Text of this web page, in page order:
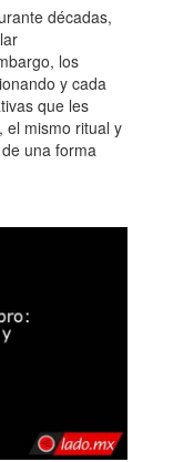
décadas,
los
y cada
que les
el mismo ritual y
una forma